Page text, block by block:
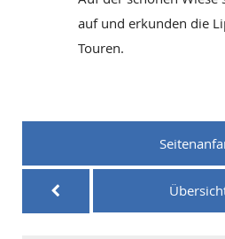
auf und erkunden die
Touren.